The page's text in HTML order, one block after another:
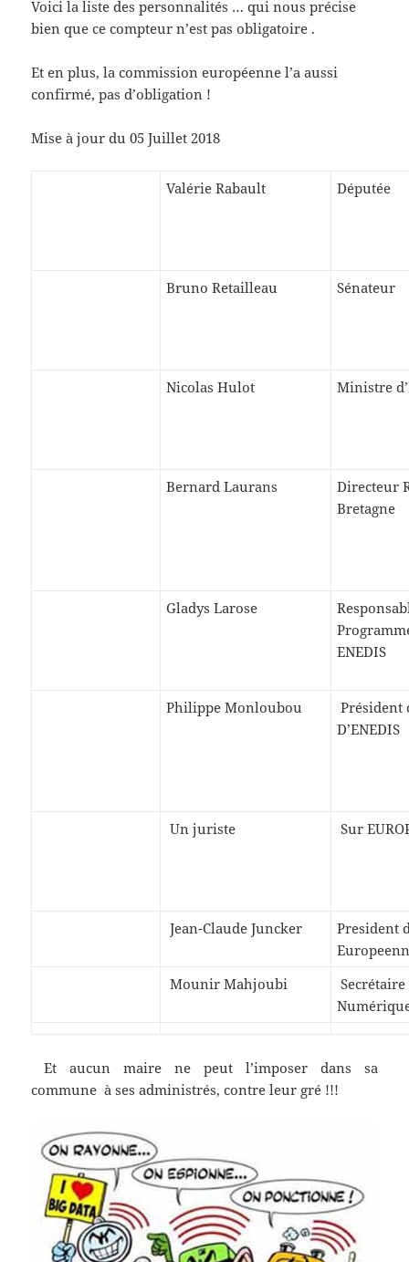
Voici la liste des personnalités … qui nous précise
bien que ce compteur n’est pas obligatoire .
Et en plus, la commission européenne l’a aussi
confirmé, pas d’obligation !
Mise à jour du 05 Juillet 2018
Valérie Rabault Députée
Bruno Retailleau Sénateur
Nicolas Hulot Ministre
Bernard Laurans
Directeur
Bretagne
Gladys Larose
ENEDIS
Philippe Monloubou
Président
D’ENEDIS
Un juriste Sur
Jean-Claude Juncker
President
Mounir Mahjoubi
Secrétaire
Et aucun maire ne peut l’imposer dans sa
commune à ses administrés, contre leur gré !!!